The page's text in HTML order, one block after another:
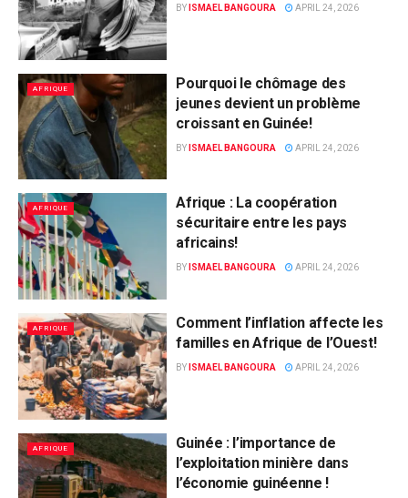
BY ISMAEL BANGOURA APRIL 24, 2026
AFRIQUE
Pourquoi le chômage des
jeunes devient un problème
croissant en Guinée!
BY ISMAEL BANGOURA APRIL 24, 2026
AFRIQUE
Afrique : La coopération
sécuritaire entre les pays
africains!
BY ISMAEL BANGOURA APRIL 24, 2026
AFRIQUE
Comment l’inflation affecte les
familles en Afrique de l’Ouest!
BY ISMAEL BANGOURA APRIL 24, 2026
AFRIQUE
Guinée : l’importance de
l’exploitation minière dans
l’économie guinéenne !